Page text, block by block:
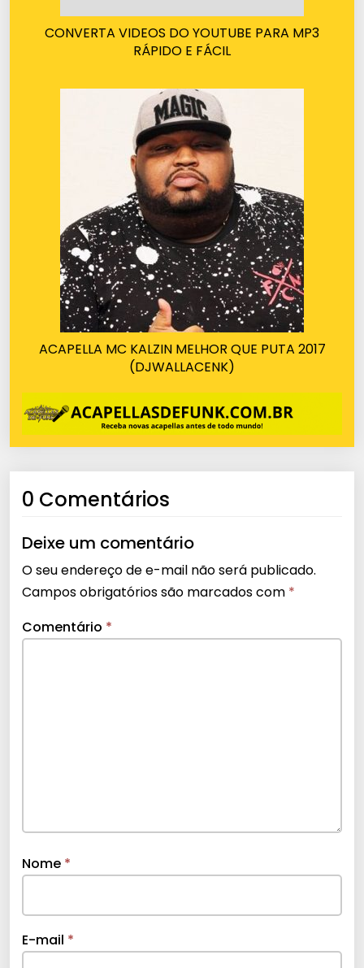
CONVERTA VIDEOS DO YOUTUBE PARA MP3
RÁPIDO E FÁCIL
ACAPELLA MC KALZIN MELHOR QUE PUTA 2017
(DJWALLACENK)
0 Comentários
Deixe um comentário
O seu endereço de e-mail não será publicado.
Campos obrigatórios são marcados com *
Comentário *
Nome *
E-mail *